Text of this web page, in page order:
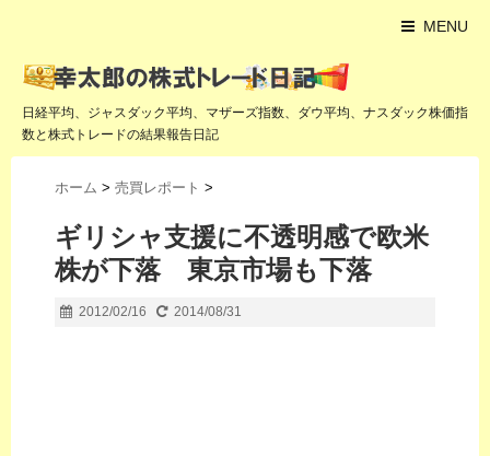
MENU
日経平均、ジャスダック平均、マザーズ指数、ダウ平均、ナスダック株価指
数と株式トレードの結果報告日記
ホーム > 売買レポート >
ギリシャ支援に不透明感で欧米
株が下落 東京市場も下落
2012/02/16 2014/08/31